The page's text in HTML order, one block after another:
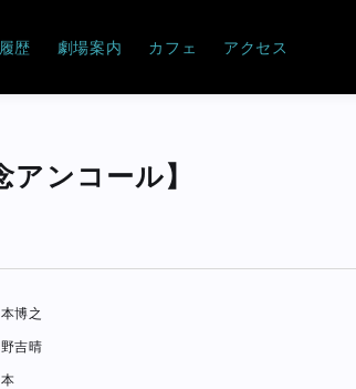
歴 劇場案内 カフェ アクセス
ンコール】
博之
吉晴